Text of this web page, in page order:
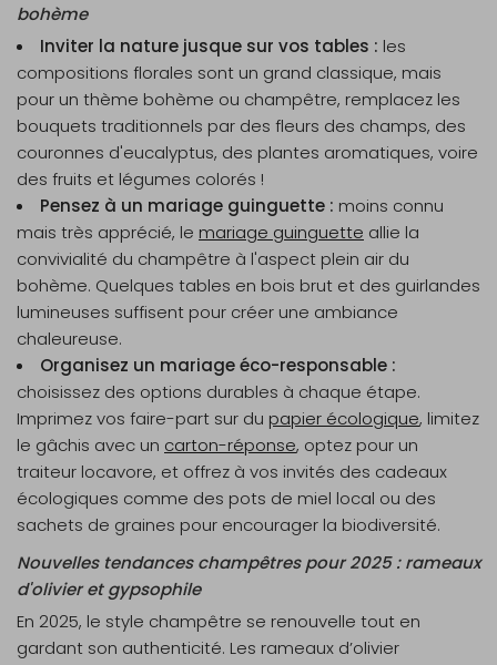
bohème
Inviter la nature jusque sur vos tables : les
compositions florales sont un grand classique, mais
pour un thème bohème ou champêtre, remplacez les
bouquets traditionnels par des fleurs des champs, des
couronnes d'eucalyptus, des plantes aromatiques, voire
des fruits et légumes colorés !
Pensez à un mariage guinguette : moins connu
mais très apprécié, le mariage guinguette allie la
convivialité du champêtre à l'aspect plein air du
bohème. Quelques tables en bois brut et des guirlandes
lumineuses suffisent pour créer une ambiance
chaleureuse.
Organisez un mariage éco-responsable :
choisissez des options durables à chaque étape.
Imprimez vos faire-part sur du papier écologique, limitez
le gâchis avec un carton-réponse, optez pour un
traiteur locavore, et offrez à vos invités des cadeaux
écologiques comme des pots de miel local ou des
sachets de graines pour encourager la biodiversité.
Nouvelles tendances champêtres pour 2025 : rameaux
d'olivier et gypsophile
En 2025, le style champêtre se renouvelle tout en
gardant son authenticité. Les rameaux d’olivier